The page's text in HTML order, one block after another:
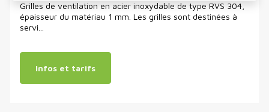
Grilles de ventilation en acier inoxydable de type RVS 304,
épaisseur du matériau 1 mm. Les grilles sont destinées à
servi...
Infos et tarifs